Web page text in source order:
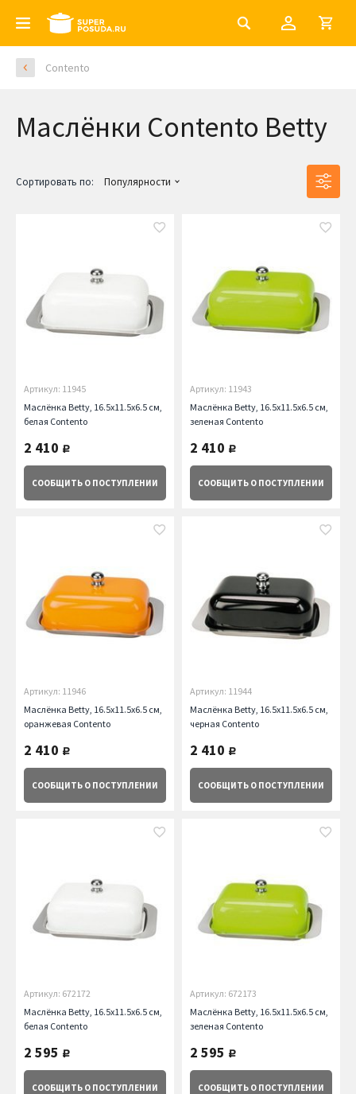
Contento
Маслёнки Contento Betty
Сортировать по: Популярности
Артикул: 11945
Маслёнка Betty, 16.5x11.5x6.5 см,
белая Contento
2 410 руб.
СООБЩИТЬ О ПОСТУПЛЕНИИ
Артикул: 11943
Маслёнка Betty, 16.5x11.5x6.5 см,
зеленая Contento
2 410 руб.
СООБЩИТЬ О ПОСТУПЛЕНИИ
Артикул: 11946
Маслёнка Betty, 16.5x11.5x6.5 см,
оранжевая Contento
2 410 руб.
СООБЩИТЬ О ПОСТУПЛЕНИИ
Артикул: 11944
Маслёнка Betty, 16.5x11.5x6.5 см,
черная Contento
2 410 руб.
СООБЩИТЬ О ПОСТУПЛЕНИИ
Артикул: 672172
Маслёнка Betty, 16.5х11.5х6.5 см,
белая Contento
2 595 руб.
СООБЩИТЬ О ПОСТУПЛЕНИИ
Артикул: 672173
Маслёнка Betty, 16.5х11.5х6.5 см,
зеленая Contento
2 595 руб.
СООБЩИТЬ О ПОСТУПЛЕНИИ